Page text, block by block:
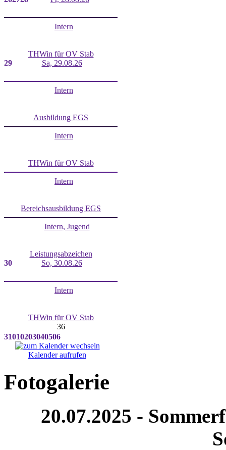
Intern
THWin für OV Stab
29
Sa, 29.08.26
Intern
Ausbildung EGS
Intern
THWin für OV Stab
Intern
Bereichsausbildung EGS
Intern, Jugend
Leistungsabzeichen
30
So, 30.08.26
Intern
THWin für OV Stab
36
31010203040506
Kalender aufrufen
Fotogalerie
20.07.2025 -